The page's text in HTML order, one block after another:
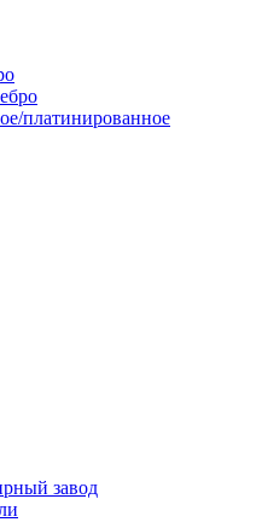
платинированное
завод